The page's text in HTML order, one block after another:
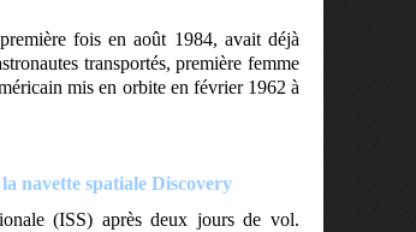
fois en août 1984, avait déjà
transportés, première femme
mis en orbite en février 1962 à
navette spatiale Discovery
(ISS) après deux jours de vol.